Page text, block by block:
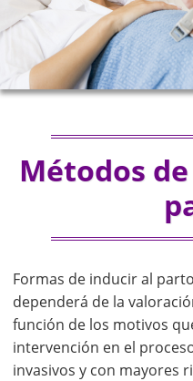
Métodos
Formas de inducir al
dependerá de la
función de los motivos
intervención en el
invasivos y con mayores